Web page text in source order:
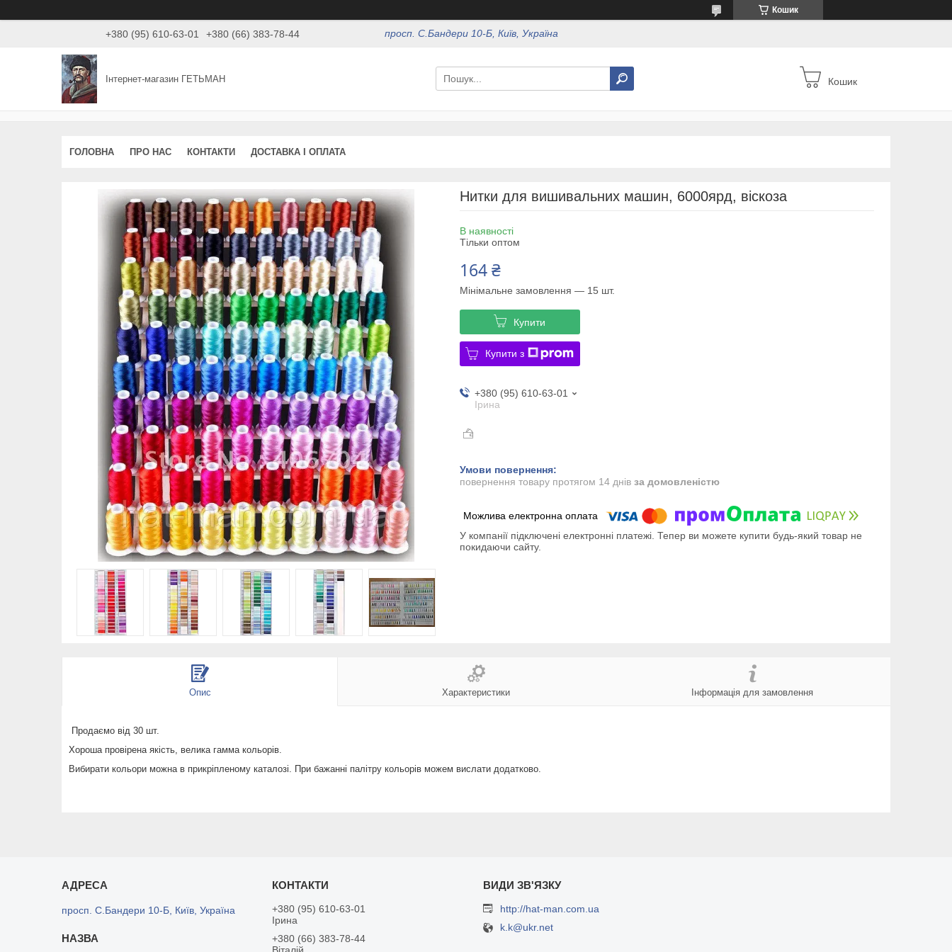
Кошик
+380 (95) 610-63-01 +380 (66) 383-78-44 просп. С.Бандери 10-Б, Київ, Україна
Інтернет-магазин ГЕТЬМАН Кошик
ГОЛОВНА ПРО НАС КОНТАКТИ ДОСТАВКА І ОПЛАТА
Нитки для вишивальних машин, 6000ярд, віскоза
В наявності
Тільки оптом
164 ₴
Мінімальне замовлення — 15 шт.
Купити
Купити з
+380 (95) 610-63-01
Ірина
повернення товару протягом 14 днів за домовленістю
У компанії підключені електронні платежі. Тепер ви можете купити будь-який товар не
покидаючи сайту.
Опис Характеристики Інформація для замовлення
Продаємо від 30 шт.
Хороша провірена якість, велика гамма кольорів.
Вибирати кольори можна в прикріпленому каталозі. При бажанні палітру кольорів можем вислати додатково.
просп. С.Бандери 10-Б, Київ, Україна
+380 (95) 610-63-01
Ірина
+380 (66) 383-78-44
http://hat-man.com.ua
k.k@ukr.net